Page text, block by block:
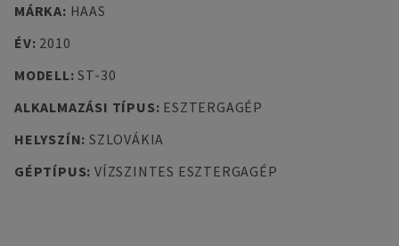
MÁRKA: HAAS
ÉV: 2010
MODELL:ST-30
ALKALMAZÁSI TÍPUS: ESZTERGAGÉP
HELYSZÍN: SZLOVÁKIA
GÉPTÍPUS: VÍZSZINTES ESZTERGAGÉP